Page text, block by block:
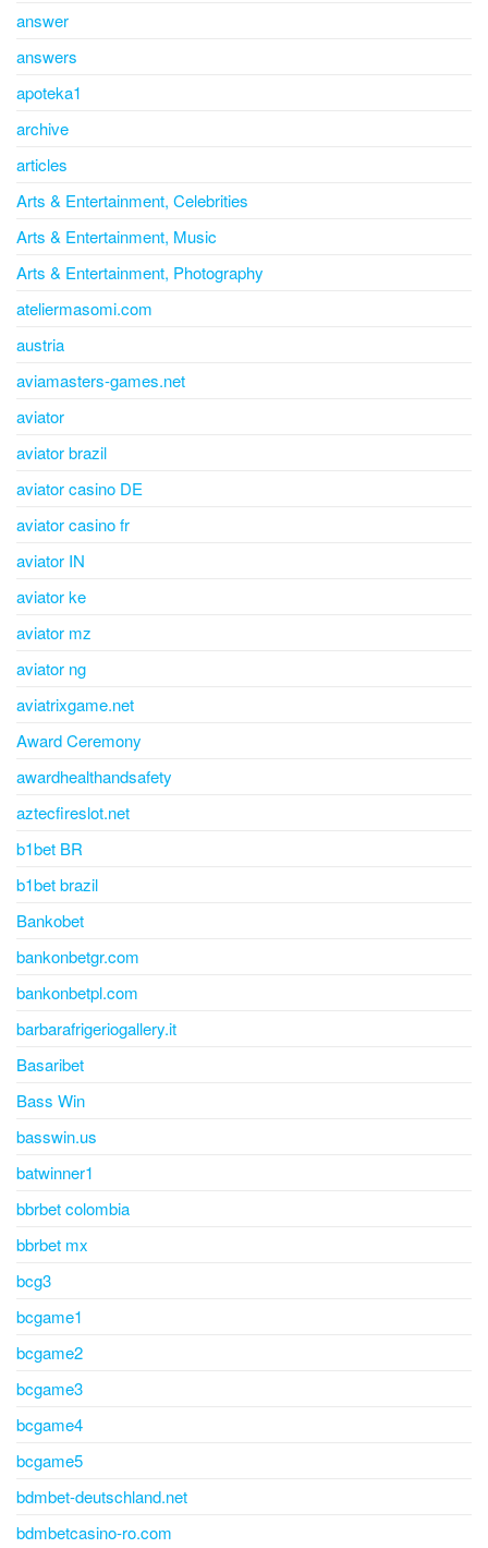
answer
answers
apoteka1
archive
articles
Arts & Entertainment, Celebrities
Arts & Entertainment, Music
Arts & Entertainment, Photography
ateliermasomi.com
austria
aviamasters-games.net
aviator
aviator brazil
aviator casino DE
aviator casino fr
aviator IN
aviator ke
aviator mz
aviator ng
aviatrixgame.net
Award Ceremony
awardhealthandsafety
aztecfireslot.net
b1bet BR
b1bet brazil
Bankobet
bankonbetgr.com
bankonbetpl.com
barbarafrigeriogallery.it
Basaribet
Bass Win
basswin.us
batwinner1
bbrbet colombia
bbrbet mx
bcg3
bcgame1
bcgame2
bcgame3
bcgame4
bcgame5
bdmbet-deutschland.net
bdmbetcasino-ro.com